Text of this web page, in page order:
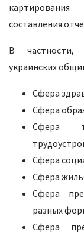
составления
В частности,
украинских
Сфера
Сфера
Сфера
Сфера
Сфера
Сфера
разных
Сфера